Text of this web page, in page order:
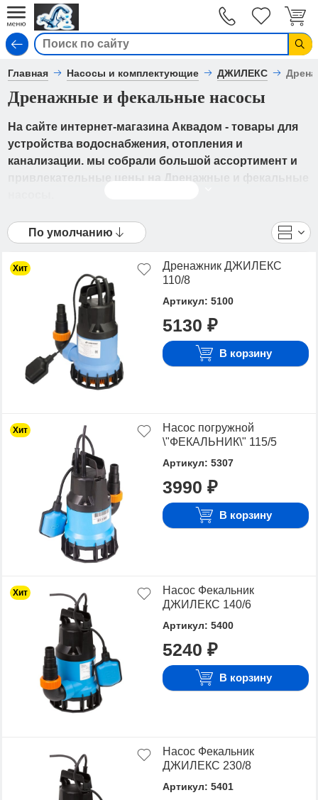
Главная Насосы и комплектующие ДЖИЛЕКС
Дренажные и фекальные насосы
На сайте интернет-магазина Аквадом - товары для
устройства водоснабжения, отопления и
канализации. мы собрали большой ассортимент и
В каталоге представлены ДЖИЛЕКС - Дренажные и
фекальные насосы от ведущих мировых
фотографиями, описанием товаров, отзывами
покупателей, техническими характеристиками, а
также сравнить понравившиеся модели и выбрать
лучшую стоимость.
Для того чтобы купить Дренажные и фекальные
насосы, достаточно оформить заявку на сайте или
связаться с консультантом в режиме on-line.
По умолчанию
Хит
Дренажник ДЖИЛЕКС
110/8
Артикул: 5100
5130 ₽
В корзину
Хит
Насос погружной
\"ФЕКАЛЬНИК\" 115/5
Артикул: 5307
3990 ₽
В корзину
Хит
Насос Фекальник
ДЖИЛЕКС 140/6
Артикул: 5400
5240 ₽
В корзину
Насос Фекальник
ДЖИЛЕКС 230/8
Артикул: 5401